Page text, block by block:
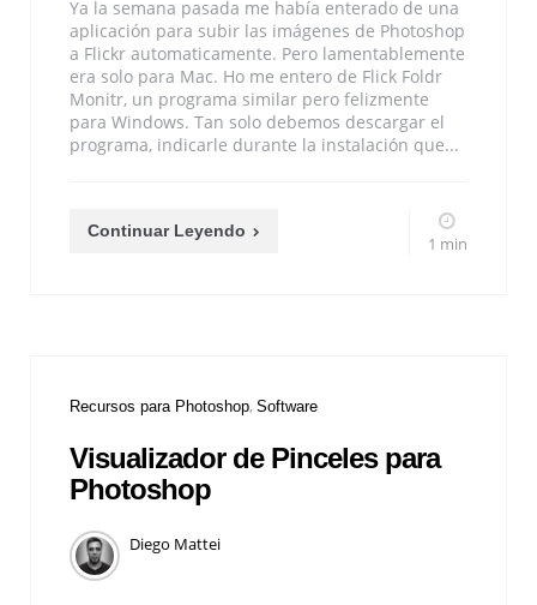
Ya la semana pasada me había enterado de una
aplicación para subir las imágenes de Photoshop
a Flickr automaticamente. Pero lamentablemente
era solo para Mac. Ho me entero de Flick Foldr
Monitr, un programa similar pero felizmente
para Windows. Tan solo debemos descargar el
programa, indicarle durante la instalación que...
Continuar Leyendo
1 min
Recursos para Photoshop Software
Visualizador de Pinceles para
Photoshop
Diego Mattei